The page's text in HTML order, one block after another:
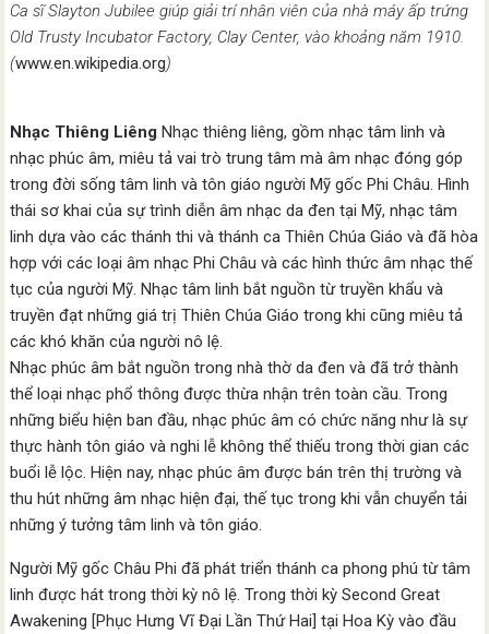
Ca sĩ Slayton Jubilee giúp giải trí nhân viên của nhà máy ấp trứng
Old Trusty Incubator Factory, Clay Center, vào khoảng năm 1910.
(www.en.wikipedia.org)
Nhạc Thiêng Liêng Nhạc thiêng liêng, gồm nhạc tâm linh và
nhạc phúc âm, miêu tả vai trò trung tâm mà âm nhạc đóng góp
trong đời sống tâm linh và tôn giáo người Mỹ gốc Phi Châu. Hình
thái sơ khai của sự trình diễn âm nhạc da đen tại Mỹ, nhạc tâm
linh dựa vào các thánh thi và thánh ca Thiên Chúa Giáo và đã hòa
hợp với các loại âm nhạc Phi Châu và các hình thức âm nhạc thế
tục của người Mỹ. Nhạc tâm linh bắt nguồn từ truyền khẩu và
truyền đạt những giá trị Thiên Chúa Giáo trong khi cũng miêu tả
các khó khăn của người nô lệ.
Nhạc phúc âm bắt nguồn trong nhà thờ da đen và đã trở thành
thể loại nhạc phổ thông được thừa nhận trên toàn cầu. Trong
những biểu hiện ban đầu, nhạc phúc âm có chức năng như là sự
thực hành tôn giáo và nghi lễ không thể thiếu trong thời gian các
buổi lễ lộc. Hiện nay, nhạc phúc âm được bán trên thị trường và
thu hút những âm nhạc hiện đại, thế tục trong khi vẫn chuyển tải
những ý tưởng tâm linh và tôn giáo.
Người Mỹ gốc Châu Phi đã phát triển thánh ca phong phú từ tâm
linh được hát trong thời kỳ nô lệ. Trong thời kỳ Second Great
Awakening [Phục Hưng Vĩ Đại Lần Thứ Hai] tại Hoa Kỳ vào đầu